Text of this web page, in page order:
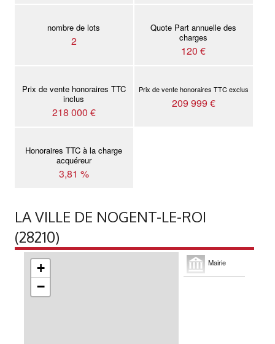
nombre de lots
2
Quote Part annuelle des
charges
120 €
Prix de vente honoraires TTC
inclus
218 000 €
Prix de vente honoraires TTC exclus
209 999 €
Honoraires TTC à la charge
acquéreur
3,81 %
LA VILLE DE NOGENT-LE-ROI
(28210)
+
−
Mairie